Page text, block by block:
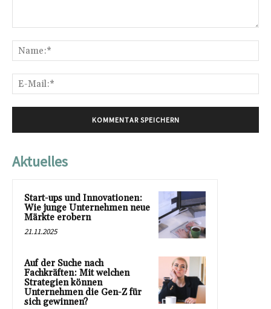
Aktuelles
Start-ups und Innovationen:
Wie junge Unternehmen neue
Märkte erobern
21.11.2025
Auf der Suche nach
Fachkräften: Mit welchen
Strategien können
Unternehmen die Gen-Z für
sich gewinnen?